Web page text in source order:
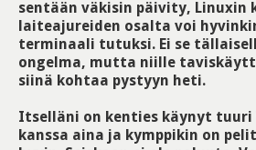
sentään väkisin päivity, Linuxin
laiteajureiden osalta voi
terminaali tutuksi. Ei se
ongelma, mutta niille
siinä kohtaa pystyyn heti.
Itselläni on kenties käynyt tuuri
kanssa aina ja kymppikin on